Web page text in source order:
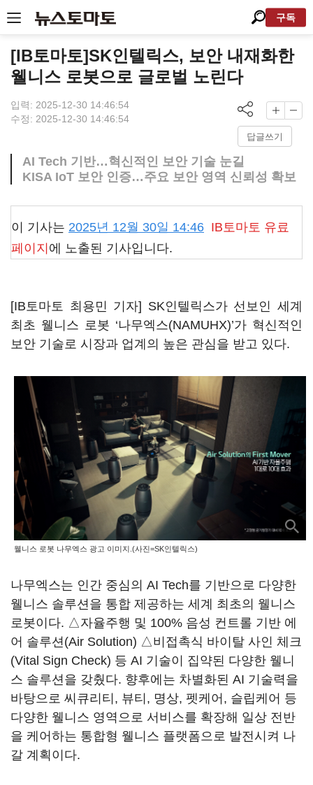
구독
[IB토마토]SK인텔릭스, 보안 내재화한
웰니스 로봇으로 글로벌 노린다
입력: 2025-12-30 14:46:54
수정: 2025-12-30 14:46:54
답글쓰기
AI Tech 기반…혁신적인 보안 기술 눈길
KISA IoT 보안 인증…주요 보안 영역 신뢰성 확보
이 기사는 2025년 12월 30일 14:46 IB토마토 유료
페이지 에 노출된 기사입니다.
[IB토마토 최용민 기자] SK인텔릭스가 선보인 세계
최초 웰니스 로봇 ‘나무엑스(NAMUHX)’가 혁신적인
보안 기술로 시장과 업계의 높은 관심을 받고 있다.
웰니스 로봇 나무엑스 광고 이미지.(사진=SK인텔릭스)
나무엑스는 인간 중심의 AI Tech를 기반으로 다양한
웰니스 솔루션을 통합 제공하는 세계 최초의 웰니스
로봇이다. △자율주행 및 100% 음성 컨트롤 기반 에
어 솔루션(Air Solution) △비접촉식 바이탈 사인 체크
(Vital Sign Check) 등 AI 기술이 집약된 다양한 웰니
스 솔루션을 갖췄다. 향후에는 차별화된 AI 기술력을
바탕으로 씨큐리티, 뷰티, 명상, 펫케어, 슬립케어 등
다양한 웰니스 영역으로 서비스를 확장해 일상 전반
을 케어하는 통합형 웰니스 플랫폼으로 발전시켜 나
갈 계획이다.